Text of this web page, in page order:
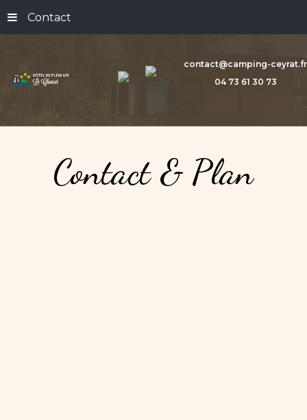
Contact
contact@camping-ceyrat.fr
04 73 61 30 73
Contact & Plan